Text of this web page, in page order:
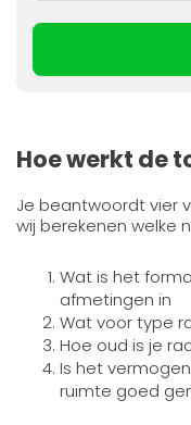
Hoe werkt de
Je beantwoordt vier
wij berekenen welke
Wat is het
afmetingen in
Wat voor type
Hoe oud is je
Is het
ruimte goed